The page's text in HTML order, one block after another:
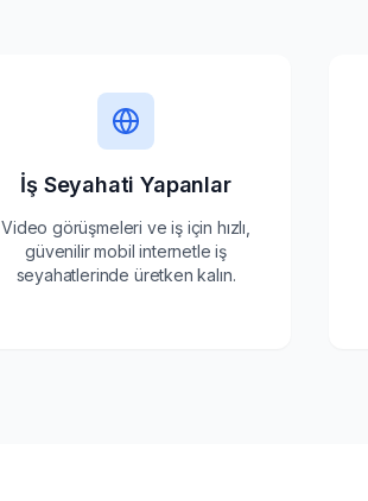
İş Seyahati Yapanlar
Video görüşmeleri ve iş için hızlı,
güvenilir mobil internetle iş
seyahatlerinde üretken kalın.